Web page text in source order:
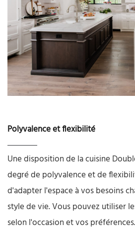
Polyvalence et flexibilité
Une disposition de la cuisine
degré de polyvalence et de
d'adapter l'espace à vos besoins
style de vie. Vous pouvez utiliser
selon l'occasion et vos